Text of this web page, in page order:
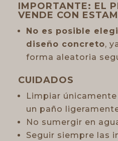
IMPORTANTE: EL
VENDE CON
No es posible
diseño concreto,
forma aleatoria
CUIDADOS
Limpiar
un paño
No sumergir en
Seguir siempre las